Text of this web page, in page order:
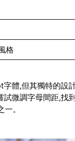
格
體,但其獨特的設
微調字母間距,找
。